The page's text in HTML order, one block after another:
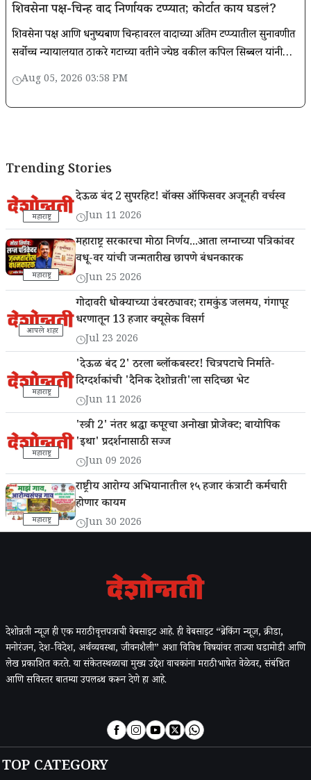
शिवसेना पक्ष-चिन्ह वाद निर्णायक टप्प्यात; कोर्टात काय घडलं?
शिवसेना पक्ष आणि धनुष्यबाण चिन्हावरील वादाच्या अंतिम टप्प्यातील सुनावणीत
सर्वोच्च न्यायालयात ठाकरे गटाच्या वतीने ज्येष्ठ वकील कपिल सिब्बल यांनी
सविस्तर युक्तिवाद केला.
Aug 05, 2026 03:58 PM
Trending Stories
महाराष्ट्र
देऊळ बंद 2 सुपरहिट! बॉक्स ऑफिसवर अजूनही वर्चस्व
Jun 11 2026
महाराष्ट्र
महाराष्ट्र सरकारचा मोठा निर्णय...आता लग्नाच्या पत्रिकांवर
वधू-वर यांची जन्मतारीख छापणे बंधनकारक
Jun 25 2026
आपले शहर
गोदावरी धोक्याच्या उंबरठ्यावर; रामकुंड जलमय, गंगापूर
धरणातून 13 हजार क्यूसेक विसर्ग
Jul 23 2026
महाराष्ट्र
'देऊळ बंद 2' ठरला ब्लॉकबस्टर! चित्रपटाचे निर्माते-
दिग्दर्शकांची 'दैनिक देशोन्नती'ला सदिच्छा भेट
Jun 11 2026
महाराष्ट्र
'स्त्री 2' नंतर श्रद्धा कपूरचा अनोखा प्रोजेक्ट; बायोपिक
'इथा' प्रदर्शनासाठी सज्ज
Jun 09 2026
महाराष्ट्र
राष्ट्रीय आरोग्य अभियानातील १५ हजार कंत्राटी कर्मचारी
होणार कायम
Jun 30 2026
देशोन्नती न्यूज ही एक मराठी वृत्तपत्राची वेबसाइट आहे. ही वेबसाइट “ब्रेकिंग न्यूज, क्रीडा,
मनोरंजन, देश-विदेश, अर्थव्यवस्था, जीवनशैली” अशा विविध विषयांवर ताज्या घडामोडी आणि
लेख प्रकाशित करते. या संकेतस्थळाचा मुख्य उद्देश वाचकांना मराठी भाषेत वेळेवर, संबंधित
आणि सविस्तर बातम्या उपलब्ध करून देणे हा आहे.
TOP CATEGORY